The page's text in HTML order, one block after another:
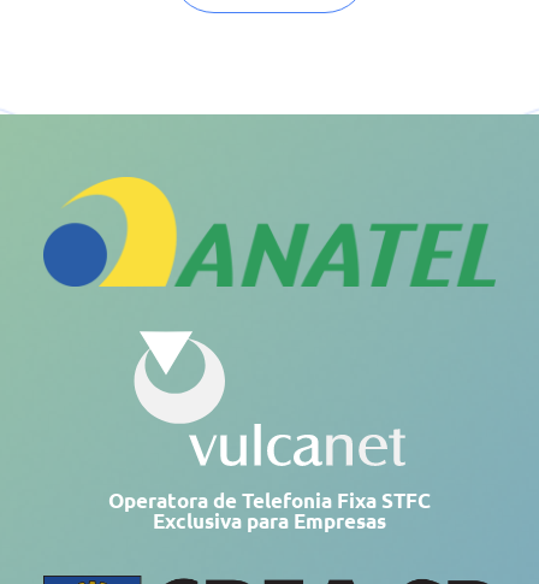
Operatora de Telefonia Fixa STFC
Exclusiva para Empresas